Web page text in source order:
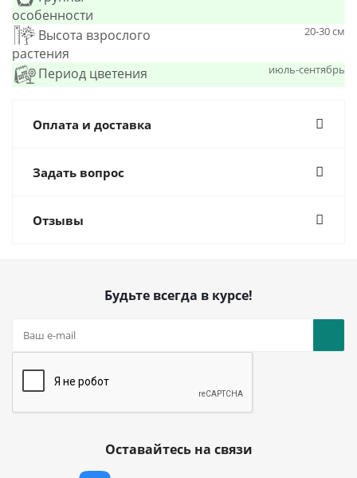
особенности
Высота взрослого
растения
20-30 см
Период цветения июль-сентябрь
Оплата и доставка
Задать вопрос
Отзывы
Будьте всегда в курсе!
Оставайтесь на связи